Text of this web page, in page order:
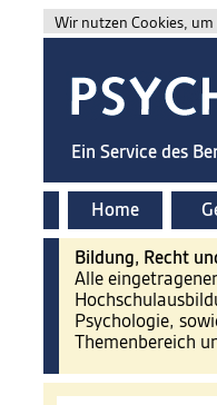
Wir nutzen Cookies, um
Ein Service des
Home
Bildung, Recht
Alle
Psychologie,
Themenbereich